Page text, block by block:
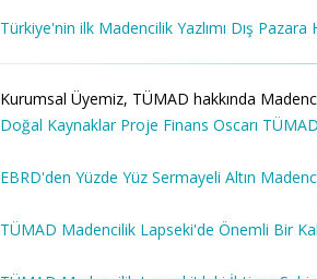
Türkiye'nin ilk Madencilik Yazlımı Dış Pazara
Kurumsal Üyemiz, TÜMAD hakkında
Doğal Kaynaklar Proje Finans Oscarı
EBRD'den Yüzde Yüz Sermayeli Altın
TÜMAD Madencilik Lapseki'de Önemli Bir